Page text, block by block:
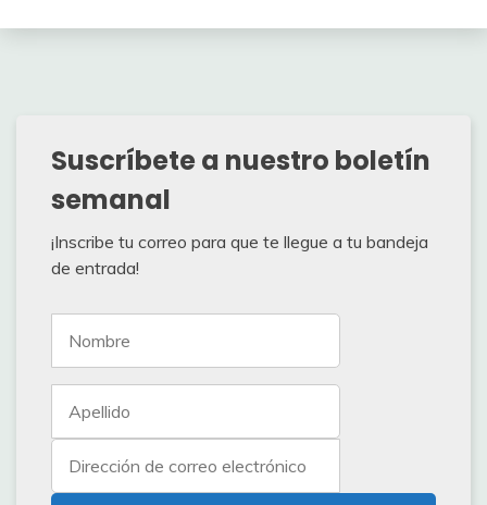
Suscríbete a nuestro boletín
semanal
¡Inscribe tu correo para que te llegue a tu bandeja
de entrada!